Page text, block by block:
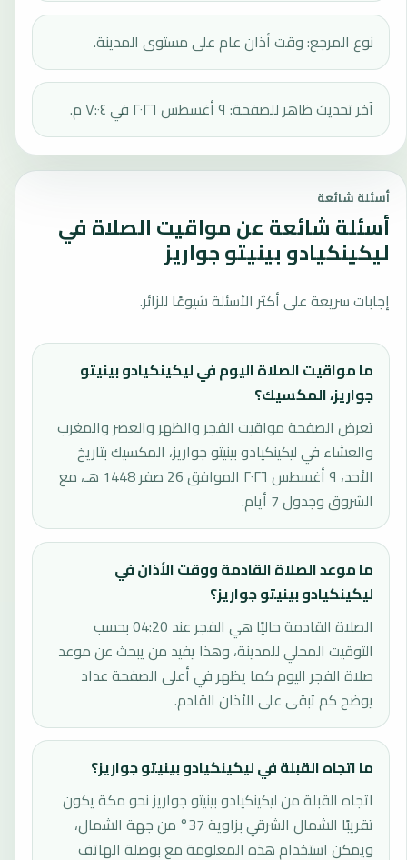
نوع المرجع: وقت أذان عام على مستوى المدينة.
آخر تحديث ظاهر للصفحة: ٩ أغسطس ٢٠٢٦ في ٧:٠٤ م.
أسئلة شائعة
أسئلة شائعة عن مواقيت الصلاة في
ليكينكيادو بينيتو جواريز
إجابات سريعة على أكثر الأسئلة شيوعًا للزائر.
ما مواقيت الصلاة اليوم في ليكينكيادو بينيتو
جواريز، المكسيك؟
تعرض الصفحة مواقيت الفجر والظهر والعصر والمغرب
والعشاء في ليكينكيادو بينيتو جواريز، المكسيك بتاريخ
الأحد، ٩ أغسطس ٢٠٢٦ الموافق 26 صفر 1448 هـ، مع
الشروق وجدول 7 أيام.
ما موعد الصلاة القادمة ووقت الأذان في
ليكينكيادو بينيتو جواريز؟
الصلاة القادمة حاليًا هي الفجر عند 04:20 بحسب
التوقيت المحلي للمدينة، وهذا يفيد من يبحث عن موعد
صلاة الفجر اليوم كما يظهر في أعلى الصفحة عداد
يوضح كم تبقى على الأذان القادم.
ما اتجاه القبلة في ليكينكيادو بينيتو جواريز؟
اتجاه القبلة من ليكينكيادو بينيتو جواريز نحو مكة يكون
تقريبًا الشمال الشرقي بزاوية 37° من جهة الشمال،
ويمكن استخدام هذه المعلومة مع بوصلة الهاتف